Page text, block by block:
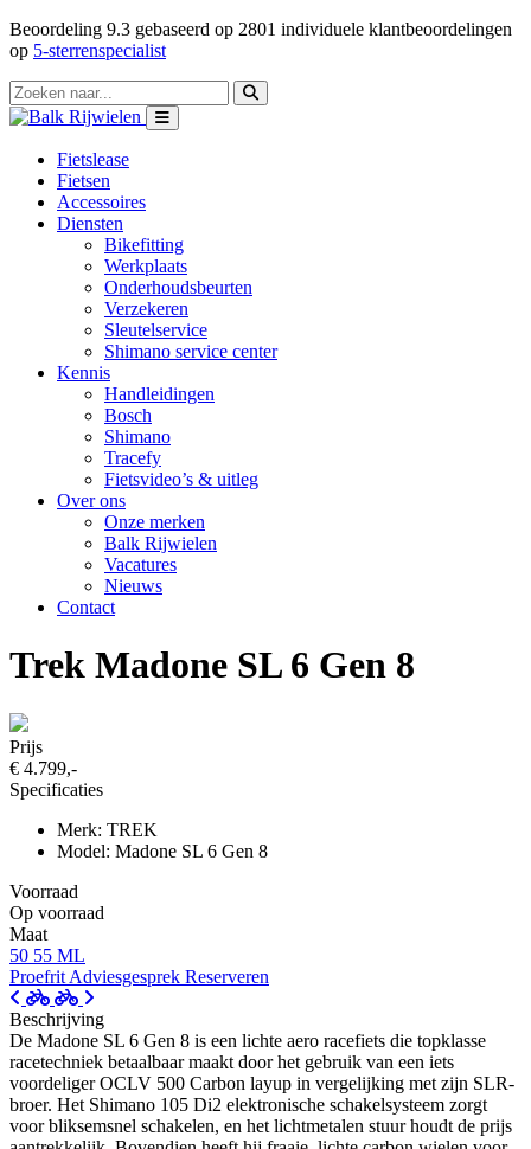
Beoordeling 9.3 gebaseerd op 2801 individuele klantbeoordelingen
op 5-sterrenspecialist
Fietslease
Fietsen
Accessoires
Diensten
Bikefitting
Werkplaats
Onderhoudsbeurten
Verzekeren
Sleutelservice
Shimano service center
Kennis
Handleidingen
Bosch
Shimano
Tracefy
Fietsvideo’s & uitleg
Over ons
Onze merken
Balk Rijwielen
Vacatures
Nieuws
Contact
Trek Madone SL 6 Gen 8
Prijs
€ 4.799,-
Specificaties
Merk: TREK
Model: Madone SL 6 Gen 8
Voorraad
Op voorraad
Maat
50 55 ML
Proefrit Adviesgesprek Reserveren
Beschrijving
De Madone SL 6 Gen 8 is een lichte aero racefiets die topklasse
racetechniek betaalbaar maakt door het gebruik van een iets
voordeliger OCLV 500 Carbon layup in vergelijking met zijn SLR-
broer. Het Shimano 105 Di2 elektronische schakelsysteem zorgt
voor bliksemsnel schakelen, en het lichtmetalen stuur houdt de prijs